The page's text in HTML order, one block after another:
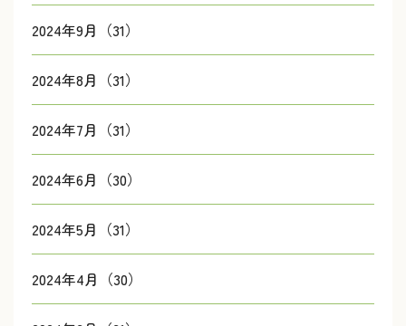
2024年9月（31）
2024年8月（31）
2024年7月（31）
2024年6月（30）
2024年5月（31）
2024年4月（30）